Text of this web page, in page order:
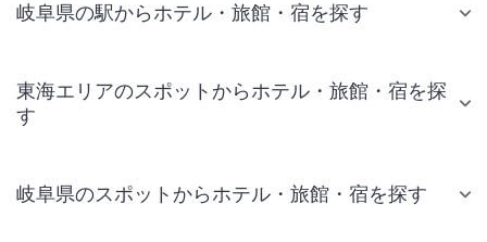
岐阜県の駅からホテル・旅館・宿を探す
東海エリアのスポットからホテル・旅館・宿を探
す
岐阜県のスポットからホテル・旅館・宿を探す